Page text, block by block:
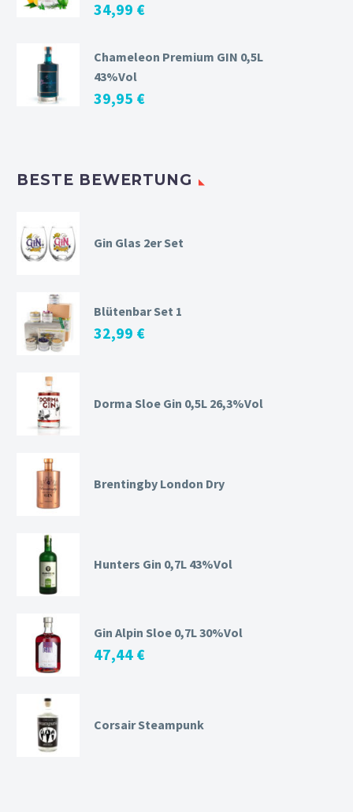
34,99 €
Chameleon Premium GIN 0,5L
43%Vol
39,95 €
BESTE BEWERTUNG
Gin Glas 2er Set
Blütenbar Set 1
32,99 €
Dorma Sloe Gin 0,5L 26,3%Vol
Brentingby London Dry
Hunters Gin 0,7L 43%Vol
Gin Alpin Sloe 0,7L 30%Vol
47,44 €
Corsair Steampunk